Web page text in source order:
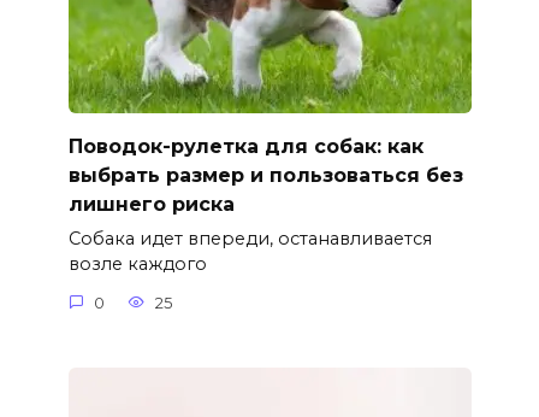
Поводок-рулетка для собак: как
выбрать размер и пользоваться без
лишнего риска
Собака идет впереди, останавливается
возле каждого
0 25